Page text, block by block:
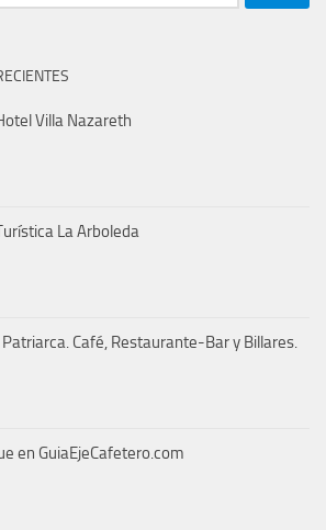
Villa Nazareth
La Arboleda
Patriarca. Café, Restaurante-Bar y Billares.
en GuiaEjeCafetero.com